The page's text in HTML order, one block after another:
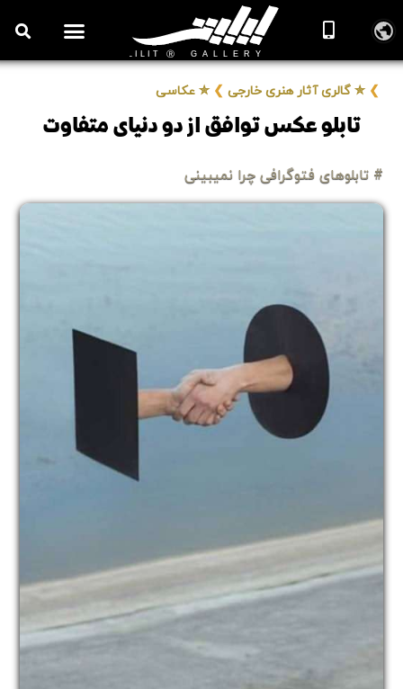
❯ ✮ گالری آثار هنری خارجی ❯ ✮ عکاسی
تابلو عکس توافق از دو دنیای متفاوت
# تابلوهای فتوگرافی چرا نمیبینی